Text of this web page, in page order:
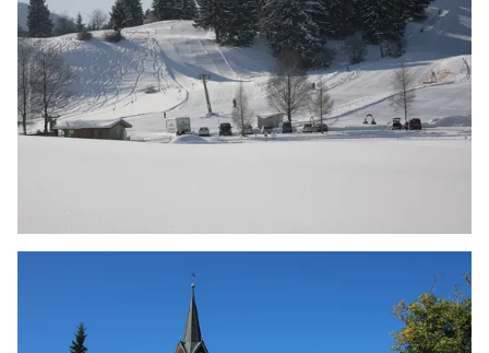
Jetzt entdecken
ELLEGGLIFT FAISTENOY